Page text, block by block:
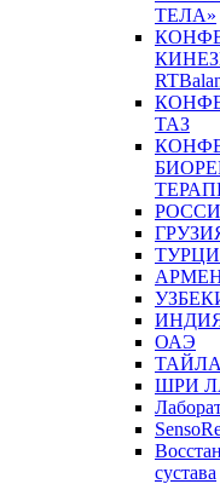
ТЕЛА»
ТАЗ
ОАЭ
ШРИ
сустава